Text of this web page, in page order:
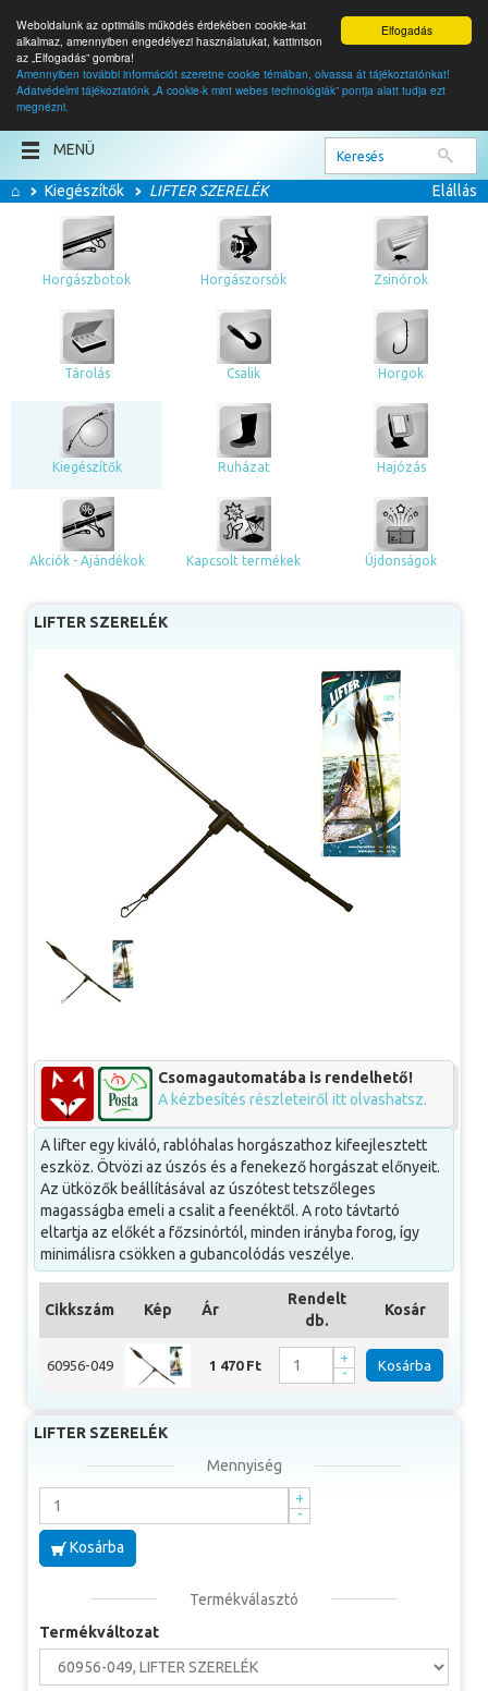
Elfogadás
Weboldalunk az optimális működés érdekében cookie-kat
alkalmaz, amennyiben engedélyezi használatukat, kattintson
az „Elfogadás” gombra!
Amennyiben további információt szeretne cookie témában, olvassa át tájékoztatónkat!
Adatvédelmi tájékoztatónk „A cookie-k mint webes technológiák” pontja alatt tudja ezt
megnézni.
0termék
MENÜ
Elállás
⌂ Kiegészítők LIFTER SZERELÉK
Horgászbotok Horgászorsók Zsinórok
Tárolás Csalik Horgok
Kiegészítők Ruházat Hajózás
Akciók - Ajándékok Kapcsolt termékek Újdonságok
LIFTER SZERELÉK
Csomagautomatába is rendelhető!
A kézbesítés részleteiről itt olvashatsz.
A lifter egy kiváló, rablóhalas horgászathoz kifeejlesztett
eszköz. Ötvözi az úszós és a fenekező horgászat előnyeit.
Az ütközők beállításával az úszótest tetszőleges
magasságba emeli a csalit a feenéktől. A roto távtartó
eltartja az előkét a főzsinórtól, minden irányba forog, így
minimálisra csökken a gubancolódás veszélye.
Cikkszám Kép Ár
Rendelt
db.
Kosár
60956-049 1 470 Ft -
+ Kosárba
LIFTER SZERELÉK
Mennyiség
-
+
Kosárba
Termékválasztó
Termékváltozat